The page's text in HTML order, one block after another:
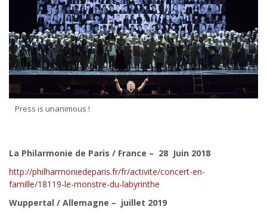
Press is unanimous !
La Philarmonie de Paris / France – 28 Juin 2018
http://philharmoniedeparis.fr/fr/activite/concert-en-
famille/18119-le-monstre-du-labyrinthe
Wuppertal / Allemagne – juillet 2019